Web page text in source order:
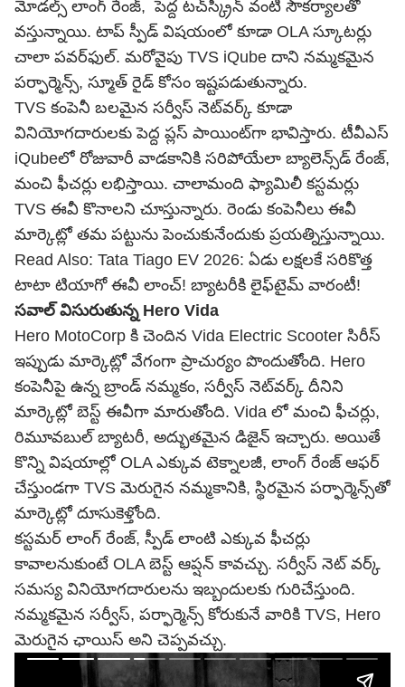
మోడల్స్ లాంగ్ రేంజ్, పెద్ద టచ్‌స్క్రీన్ వంటి సౌకర్యాలతో
వస్తున్నాయి. టాప్ స్పీడ్ విషయంలో కూడా OLA స్కూటర్లు
చాలా పవర్‌ఫుల్. మరోవైపు TVS iQube దాని నమ్మకమైన
పర్ఫార్మెన్స్, స్మూత్ రైడ్ కోసం ఇష్టపడుతున్నారు.
TVS కంపెనీ బలమైన సర్వీస్ నెట్‌వర్క్ కూడా
వినియోగదారులకు పెద్ద ప్లస్ పాయింట్‌గా భావిస్తారు. టీవీఎస్
iQubeలో రోజువారీ వాడకానికి సరిపోయేలా బ్యాలెన్స్‌డ్ రేంజ్,
మంచి ఫీచర్లు లభిస్తాయి. చాలామంది ఫ్యామిలీ కస్టమర్లు
TVS ఈవీ కొనాలని చూస్తున్నారు. రెండు కంపెనీలు ఈవీ
మార్కెట్లో తమ పట్టును పెంచుకునేందుకు ప్రయత్నిస్తున్నాయి.
Read Also: Tata Tiago EV 2026: ఏడు లక్షలకే సరికొత్త
టాటా టియాగో ఈవీ లాంచ్! బ్యాటరీకి లైఫ్‌టైమ్ వారంటీ!
సవాల్ విసురుతున్న Hero Vida
Hero MotoCorp కి చెందిన Vida Electric Scooter సిరీస్
ఇప్పుడు మార్కెట్లో వేగంగా ప్రాచుర్యం పొందుతోంది. Hero
కంపెనీపై ఉన్న బ్రాండ్ నమ్మకం, సర్వీస్ నెట్‌వర్క్ దీనిని
మార్కెట్లో బెస్ట్ ఈవీగా మారుతోంది. Vida లో మంచి ఫీచర్లు,
రిమూవబుల్ బ్యాటరీ, అద్భుతమైన డిజైన్ ఇచ్చారు. అయితే
కొన్ని విషయాల్లో OLA ఎక్కువ టెక్నాలజీ, లాంగ్ రేంజ్ ఆఫర్
చేస్తుండగా TVS మెరుగైన నమ్మకానికి, స్థిరమైన పర్ఫార్మెన్స్‌తో
మార్కెట్లో దూసుకెళ్తోంది.
కస్టమర్ లాంగ్ రేంజ్, స్పీడ్ లాంటి ఎక్కువ ఫీచర్లు
కావాలనుకుంటే OLA బెస్ట్ ఆప్షన్ కావచ్చు. సర్వీస్ నెట్ వర్క్
సమస్య వినియోగదారులను ఇబ్బందులకు గురిచేస్తుంది.
నమ్మకమైన సర్వీస్, పర్ఫార్మెన్స్ కోరుకునే వారికి TVS, Hero
మెరుగైన ఛాయిస్ అని చెప్పవచ్చు.